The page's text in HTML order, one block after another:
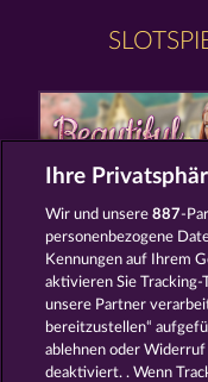
BEAUTIFUL NATURE
Ihre
Wir und unsere887-
personenbezogene
Kennungen auf Ihrem
aktivieren Sie Tracking-
unsere Partner
bereitzustellen“
ablehnen oder
deaktiviert. . Wenn